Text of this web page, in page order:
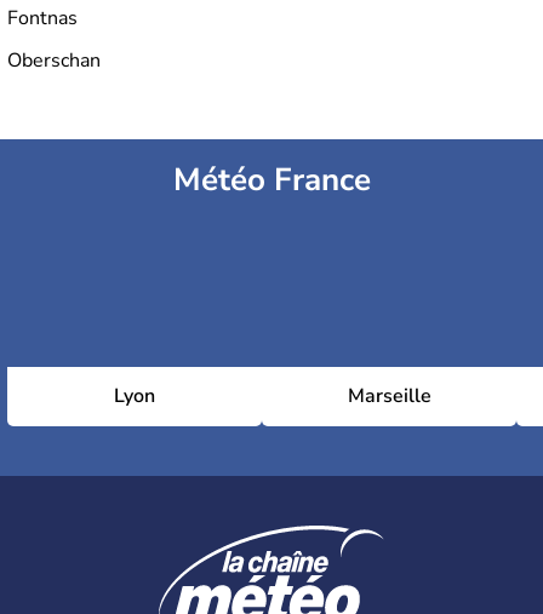
Fontnas
Oberschan
Météo France
Lyon Marseille